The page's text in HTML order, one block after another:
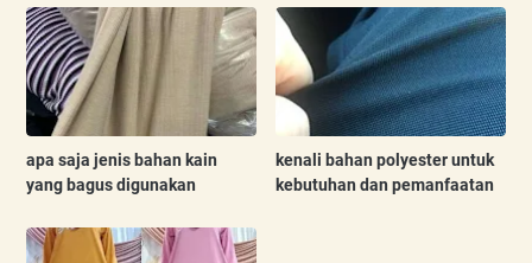
apa saja jenis bahan kain
yang bagus digunakan
kenali bahan polyester untuk
kebutuhan dan pemanfaatan